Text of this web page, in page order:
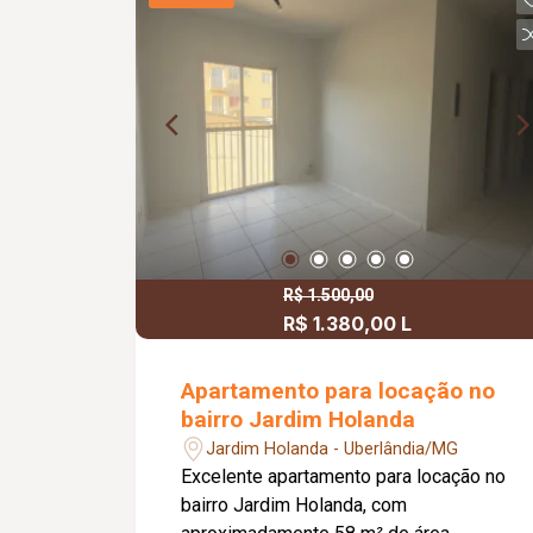
para a varanda gourmet com
lazer e confraternização. O apartamento
dispõe ainda de elevador e 02 vagas
de garagem.
R$ 1.500,00
R$ 1.380,00 L
Apartamento para locação no
bairro Jardim Holanda
Jardim Holanda - Uberlândia/MG
Excelente apartamento para locação no
bairro Jardim Holanda, com